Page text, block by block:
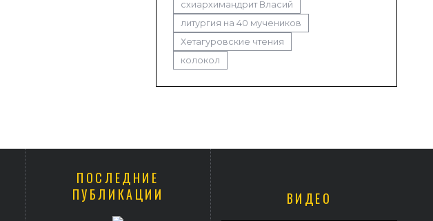
схиархимандрит Власий
литургия на 40 мучеников
Хетагуровские чтения
колокол
ПОСЛЕДНИЕ
ПУБЛИКАЦИИ
ВИДЕО